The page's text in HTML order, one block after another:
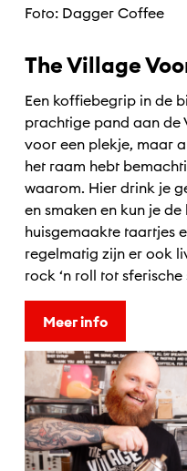
Foto: Dagger Coffee
The Village
Een koffiebegrip in de
prachtige pand aan de
voor een plekje, maar
het raam hebt
waarom. Hier drink je
en smaken en kun je
huisgemaakte taartjes
regelmatig zijn er ook
rock ‘n roll tot
Meer info